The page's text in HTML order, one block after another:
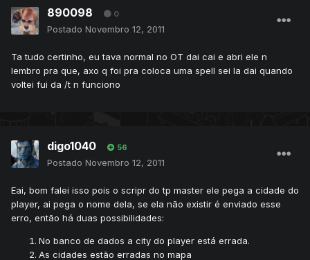
890098 0
Postado Novembro 12, 2011
Ta tudo certinho, eu tava normal no OT dai cai e abri ele n
lembro pra que, axo q foi pra coloca uma spell sei la dai quando
voltei fui da /t n funciono
digo1040 56
Postado Novembro 12, 2011
Eai, bom falei isso pois o scripr do tp master ele pega a cidade do
player, ai pega o nome dela, se ela não existir é enviado esse
erro, então há duas possibilidades:
No banco de dados a city do player está errada.
As cidades estão erradas no mapa